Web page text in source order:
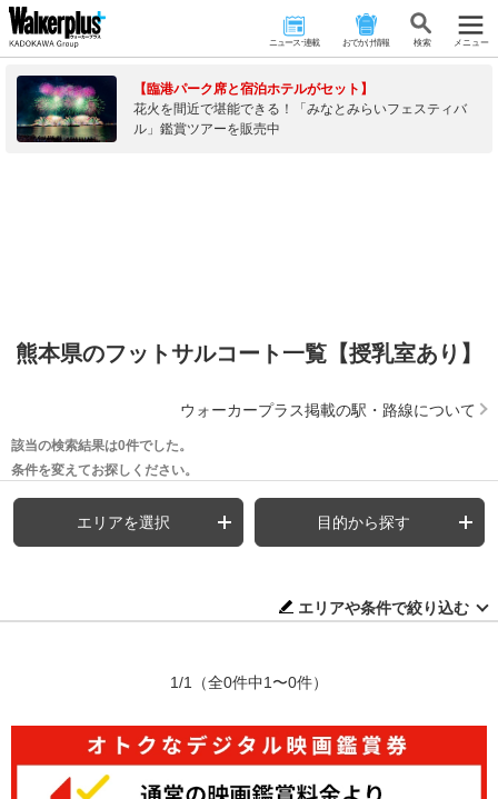
ニュース･連載 おでかけ情報 検 索 メニュー
【臨港パーク席と宿泊ホテルがセット】
花火を間近で堪能できる！「みなとみらいフェスティバ
ル」鑑賞ツアーを販売中
熊本県のフットサルコート一覧【授乳室あり】
ウォーカープラス掲載の駅・路線について
該当の検索結果は0件でした。
条件を変えてお探しください。
エリアを選択 目的から探す
エリアや条件で絞り込む
1/1 （全0件中1〜0件）